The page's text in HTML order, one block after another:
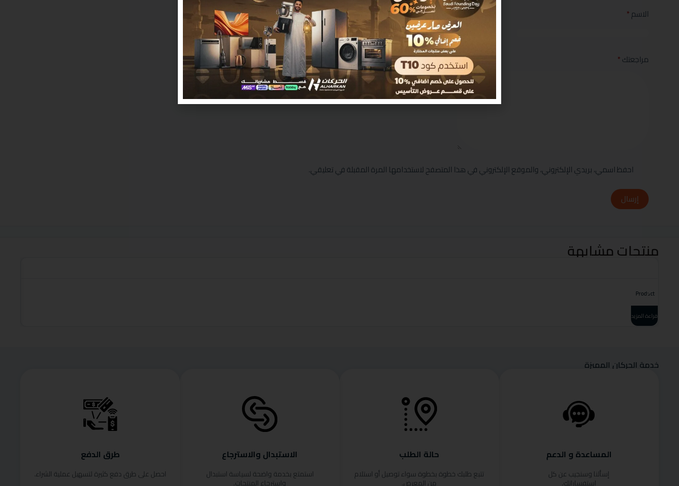
الاسم* البريد الإلكتروني*
مراجعتك*
احفظ اسمي، بريدي الإلكتروني، والموقع الإلكتروني في هذا المتصفح لاستخدامها المرة المقبلة في تعليقي.
إرسال
منتجات مشابهة
Product
قراءة المزيد
خدمة الحركان المميزة
المساعدة و الدعم
إسألنا وسنجيب عن كل
استفساراتك.
حالة الطلب
تتبع طلبك خطوة بخطوة سواء توصيل أو استلام
من المعرض.
الاستبدال والاسترجاع
استمتع بخدمة واضحة لسياسة استبدال
واسترجاع المنتجات.
طرق الدفع
احصل على طرق دفع كثيرة لتسهيل عملية الشراء.